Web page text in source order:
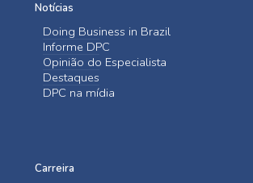
Notícias
Doing Business in Brazil
Informe DPC
Opinião do Especialista
Destaques
DPC na mídia
Carreira